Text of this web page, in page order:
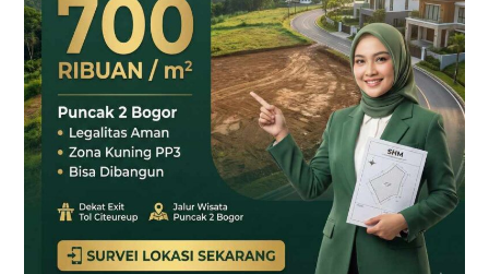
KAVLING
SHM
LEGAL
DI
PUNCAK
2
BOGOR